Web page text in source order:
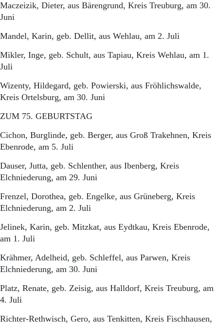
Maczeizik, Dieter, aus Bärengrund, Kreis Treuburg, am 30.
Juni
Mandel, Karin, geb. Dellit, aus Wehlau, am 2. Juli
Mikler, Inge, geb. Schult, aus Tapiau, Kreis Wehlau, am 1.
Juli
Wizenty, Hildegard, geb. Powierski, aus Fröhlichswalde,
Kreis Ortelsburg, am 30. Juni
ZUM 75. GEBURTSTAG
Cichon, Burglinde, geb. Berger, aus Groß Trakehnen, Kreis
Ebenrode, am 5. Juli
Dauser, Jutta, geb. Schlenther, aus Ibenberg, Kreis
Elchniederung, am 29. Juni
Frenzel, Dorothea, geb. Engelke, aus Grüneberg, Kreis
Elchniederung, am 2. Juli
Jelinek, Karin, geb. Mitzkat, aus Eydtkau, Kreis Ebenrode,
am 1. Juli
Krähmer, Adelheid, geb. Schleffel, aus Parwen, Kreis
Elchniederung, am 30. Juni
Platz, Renate, geb. Zeisig, aus Halldorf, Kreis Treuburg, am
4. Juli
Richter-Rethwisch, Gero, aus Tenkitten, Kreis Fischhausen,